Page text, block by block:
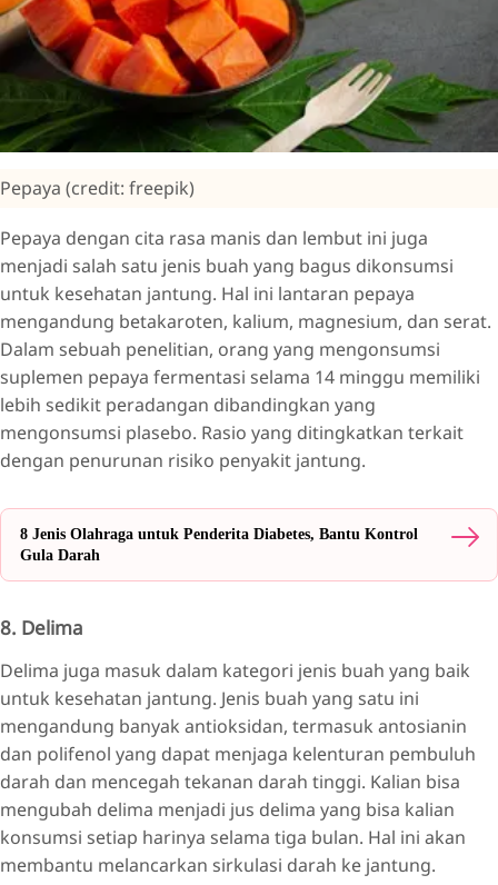
Pepaya (credit: freepik)
Pepaya dengan cita rasa manis dan lembut ini juga
menjadi salah satu jenis buah yang bagus dikonsumsi
untuk kesehatan jantung. Hal ini lantaran pepaya
mengandung betakaroten, kalium, magnesium, dan serat.
Dalam sebuah penelitian, orang yang mengonsumsi
suplemen pepaya fermentasi selama 14 minggu memiliki
lebih sedikit peradangan dibandingkan yang
mengonsumsi plasebo. Rasio yang ditingkatkan terkait
dengan penurunan risiko penyakit jantung.
8 Jenis Olahraga untuk Penderita Diabetes, Bantu Kontrol
Gula Darah
8. Delima
Delima juga masuk dalam kategori jenis buah yang baik
untuk kesehatan jantung. Jenis buah yang satu ini
mengandung banyak antioksidan, termasuk antosianin
dan polifenol yang dapat menjaga kelenturan pembuluh
darah dan mencegah tekanan darah tinggi. Kalian bisa
mengubah delima menjadi jus delima yang bisa kalian
konsumsi setiap harinya selama tiga bulan. Hal ini akan
membantu melancarkan sirkulasi darah ke jantung.